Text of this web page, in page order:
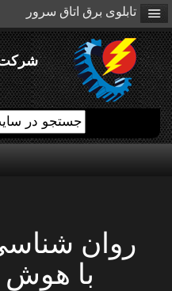
شرکت
روان
با
تابلوی برق اتاق سرور